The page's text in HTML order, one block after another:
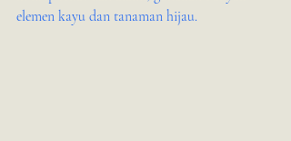
elemen kayu dan tanaman hijau.